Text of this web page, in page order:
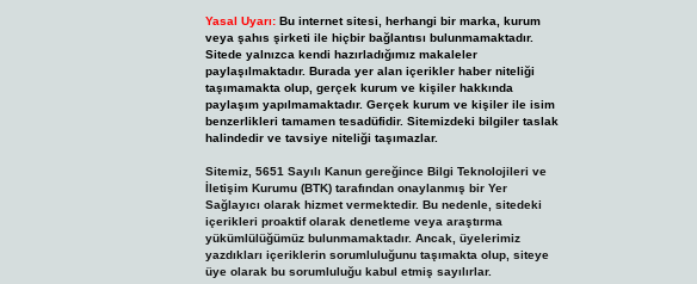
Yasal Uyarı: Bu internet sitesi, herhangi bir marka, kurum
veya şahıs şirketi ile hiçbir bağlantısı bulunmamaktadır.
Sitede yalnızca kendi hazırladığımız makaleler
paylaşılmaktadır. Burada yer alan içerikler haber niteliği
taşımamakta olup, gerçek kurum ve kişiler hakkında
paylaşım yapılmamaktadır. Gerçek kurum ve kişiler ile isim
benzerlikleri tamamen tesadüfidir. Sitemizdeki bilgiler taslak
halindedir ve tavsiye niteliği taşımazlar.
Sitemiz, 5651 Sayılı Kanun gereğince Bilgi Teknolojileri ve
İletişim Kurumu (BTK) tarafından onaylanmış bir Yer
Sağlayıcı olarak hizmet vermektedir. Bu nedenle, sitedeki
içerikleri proaktif olarak denetleme veya araştırma
yükümlülüğümüz bulunmamaktadır. Ancak, üyelerimiz
yazdıkları içeriklerin sorumluluğunu taşımakta olup, siteye
üye olarak bu sorumluluğu kabul etmiş sayılırlar.